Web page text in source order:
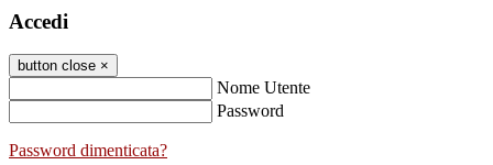
Accedi
button close ×
Nome Utente
Password
Password dimenticata?